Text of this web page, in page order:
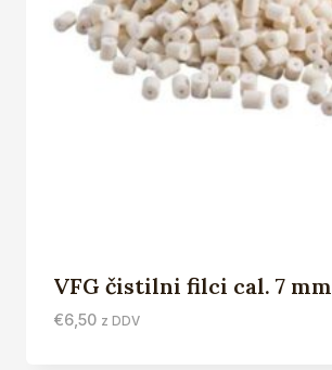
VFG čistilni filci cal. 7 mm
€6,50 z DDV